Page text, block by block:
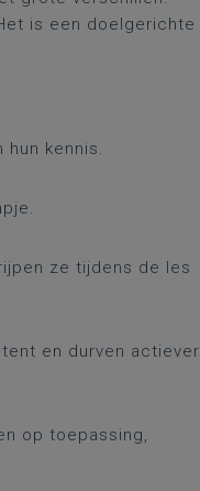
is een doelgerichte
kennis.
ze tijdens de les
en durven actiever
op toepassing,